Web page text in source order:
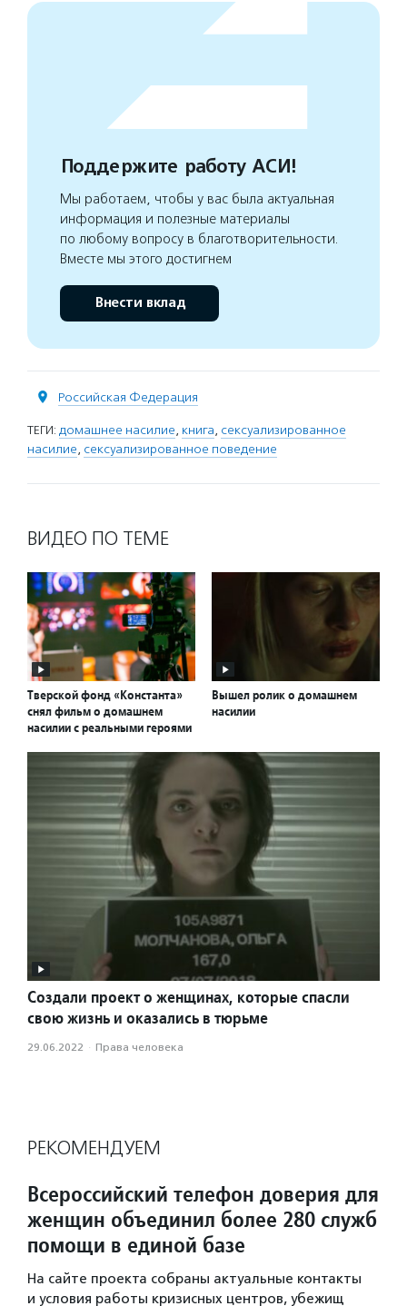
Поддержите работу АСИ!
Мы работаем, чтобы у вас была актуальная
информация и полезные материалы
по любому вопросу в благотворительности.
Вместе мы этого достигнем
Внести вклад
Российская Федерация
ТЕГИ: домашнее насилие, книга, сексуализированное
насилие, сексуализированное поведение
ВИДЕО ПО ТЕМЕ
Тверской фонд «Константа»
снял фильм о домашнем
насилии с реальными героями
Вышел ролик о домашнем
насилии
Создали проект о женщинах, которые спасли
свою жизнь и оказались в тюрьме
29.06.2022 · Права человека
РЕКОМЕНДУЕМ
Всероссийский телефон доверия для
женщин объединил более 280 служб
помощи в единой базе
На сайте проекта собраны актуальные контакты
и условия работы кризисных центров, убежищ